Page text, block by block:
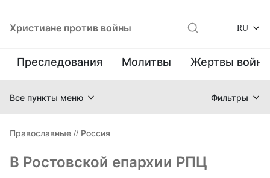
Христиане против войны RU
Преследования Молитвы Жертвы
Все пункты меню Фильтры
Православные // Россия
В Ростовской епархии РПЦ